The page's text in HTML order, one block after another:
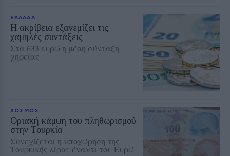
ΕΛΛΑΔΑ
Η ακρίβεια εξανεμίζει τις
χαμηλές συντάξεις
Στα 633 ευρώ η μέση σύνταξη
χηρείας
ΚΟΣΜΟΣ
Οριακή κάμψη του πληθωρισμού
στην Τουρκία
Συνεχίζεται η υποχώρηση της
Τουρκικής λίρας έναντι του Ευρώ